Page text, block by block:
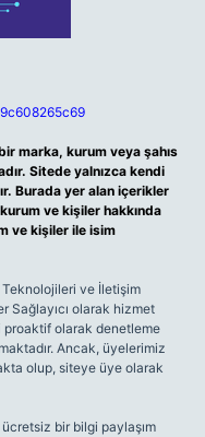
marka, kurum veya şahıs
Sitede yalnızca kendi
Burada yer alan içerikler
ve kişiler hakkında
ve kişiler ile isim
Teknolojileri ve İletişim
Sağlayıcı olarak hizmet
olarak denetleme
Ancak, üyelerimiz
olup, siteye üye olarak
bir bilgi paylaşım